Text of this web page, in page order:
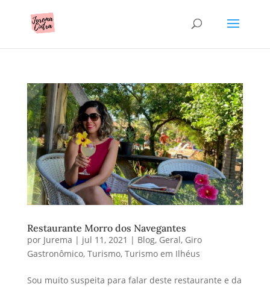
Restaurante Morro dos Navegantes
por Jurema | jul 11, 2021 | Blog, Geral, Giro
Gastronômico, Turismo, Turismo em Ilhéus
Sou muito suspeita para falar deste restaurante e da